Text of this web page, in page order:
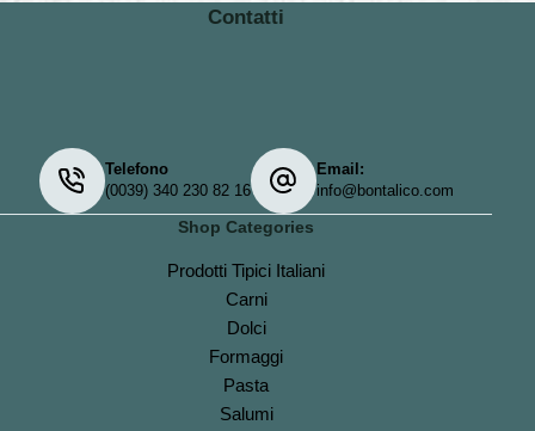
Contatti
Telefono
(0039) 340 230 82 16
Email:
info@bontalico.com
Shop Categories
Prodotti Tipici Italiani
Carni
Dolci
Formaggi
Pasta
Salumi